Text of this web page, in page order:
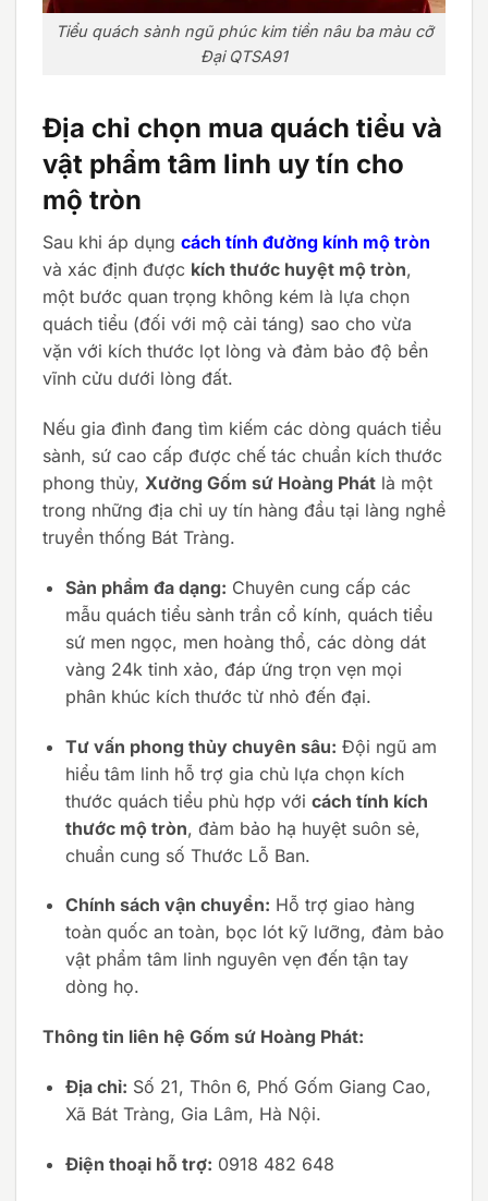
Tiểu quách sành ngũ phúc kim tiền nâu ba màu cỡ
Đại QTSA91
Địa chỉ chọn mua quách tiểu và
vật phẩm tâm linh uy tín cho
mộ tròn
Sau khi áp dụng cách tính đường kính mộ tròn
và xác định được kích thước huyệt mộ tròn,
một bước quan trọng không kém là lựa chọn
quách tiểu (đối với mộ cải táng) sao cho vừa
vặn với kích thước lọt lòng và đảm bảo độ bền
vĩnh cửu dưới lòng đất.
Nếu gia đình đang tìm kiếm các dòng quách tiểu
sành, sứ cao cấp được chế tác chuẩn kích thước
phong thủy, Xưởng Gốm sứ Hoàng Phát là một
trong những địa chỉ uy tín hàng đầu tại làng nghề
truyền thống Bát Tràng.
Sản phẩm đa dạng: Chuyên cung cấp các
mẫu quách tiểu sành trần cổ kính, quách tiểu
sứ men ngọc, men hoàng thổ, các dòng dát
vàng 24k tinh xảo, đáp ứng trọn vẹn mọi
phân khúc kích thước từ nhỏ đến đại.
Tư vấn phong thủy chuyên sâu: Đội ngũ am
hiểu tâm linh hỗ trợ gia chủ lựa chọn kích
thước quách tiểu phù hợp với cách tính kích
thước mộ tròn, đảm bảo hạ huyệt suôn sẻ,
chuẩn cung số Thước Lỗ Ban.
Chính sách vận chuyển: Hỗ trợ giao hàng
toàn quốc an toàn, bọc lót kỹ lưỡng, đảm bảo
vật phẩm tâm linh nguyên vẹn đến tận tay
dòng họ.
Thông tin liên hệ Gốm sứ Hoàng Phát:
Địa chỉ: Số 21, Thôn 6, Phố Gốm Giang Cao,
Xã Bát Tràng, Gia Lâm, Hà Nội.
Điện thoại hỗ trợ: 0918 482 648